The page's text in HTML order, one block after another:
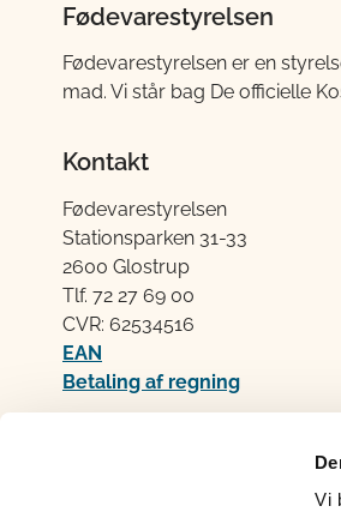
Vi
Fødevarestyrelsen
Fødevarestyrelsen er en
mad. Vi står bag De officielle
Kontakt
Fødevarestyrelsen
Stationsparken 31-33
2600 Glostrup
Tlf. 72 2​​​7 69 00
CVR: 62534516
EAN
Betaling af regning